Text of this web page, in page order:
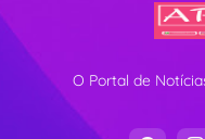
O Portal de